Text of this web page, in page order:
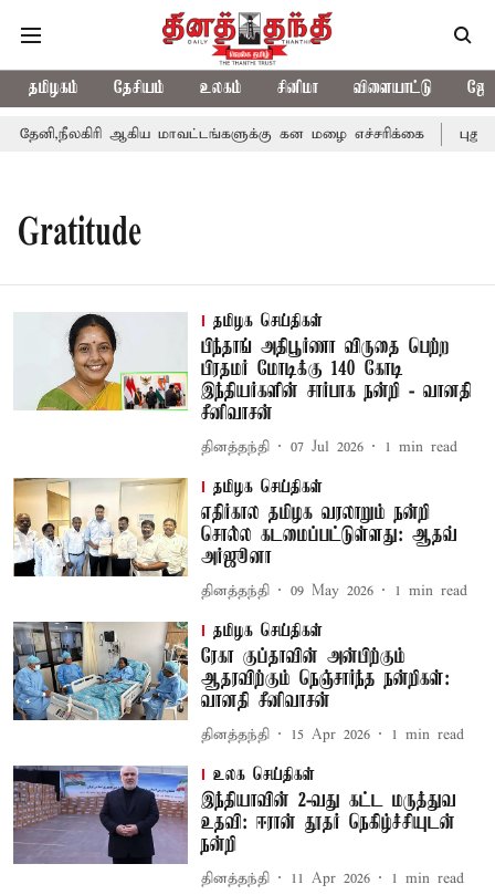
தமிழகம் தேசியம் உலகம் சினிமா விளையாட்டு
ஆகிய மாவட்டங்களுக்கு கன மழை எச்சரிக்கை
Gratitude
தமிழக செய்திகள்
பிந்தாங் அதிபூர்ணா விருதை பெற்ற
பிரதமர் மோடிக்கு 140 கோடி
இந்தியர்களின் சார்பாக நன்றி - வானதி
சீனிவாசன்
தினத்தந்தி 07 Jul 2026 1 min read
தமிழக செய்திகள்
எதிர்கால தமிழக வரலாறும் நன்றி
சொல்ல கடமைப்பட்டுள்ளது: ஆதவ்
அர்ஜூனா
தினத்தந்தி 09 May 2026 1 min read
தமிழக செய்திகள்
ரேகா குப்தாவின் அன்பிற்கும்
ஆதரவிற்கும் நெஞ்சார்ந்த நன்றிகள்:
வானதி சீனிவாசன்
தினத்தந்தி 15 Apr 2026 1 min read
உலக செய்திகள்
இந்தியாவின் 2-வது கட்ட மருத்துவ
உதவி: ஈரான் தூதர் நெகிழ்ச்சியுடன்
நன்றி
தினத்தந்தி 11 Apr 2026 1 min read